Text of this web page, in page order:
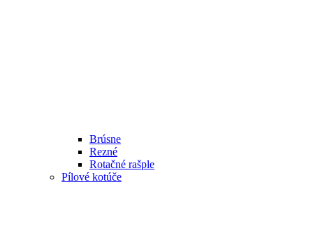
Brúsne
Rezné
Rotačné rašple
Pílové kotúče